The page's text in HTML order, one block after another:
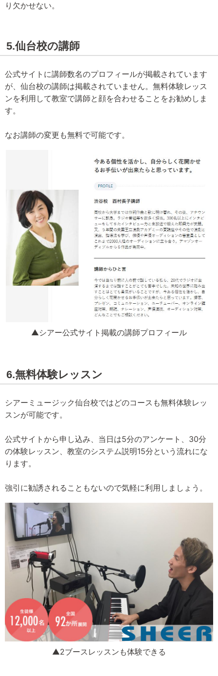
り欠かせない。
5.仙台校の講師
公式サイトに講師数名のプロフィールが掲載されています
が、仙台校の講師は掲載されていません。無料体験レッス
ンを利用して教室で講師と顔を合わせることをお勧めしま
す。
なお講師の変更も無料で可能です。
▲シアー公式サイト掲載の講師プロフィール
6.無料体験レッスン
シアーミュージック仙台校ではどのコースも無料体験レッ
スンが可能です。
公式サイトから申し込み、当日は5分のアンケート、30分
の体験レッスン、教室のシステム説明15分という流れにな
ります。
強引に勧誘されることもないので気軽に利用しましょう。
▲2ブースレッスンも体験できる